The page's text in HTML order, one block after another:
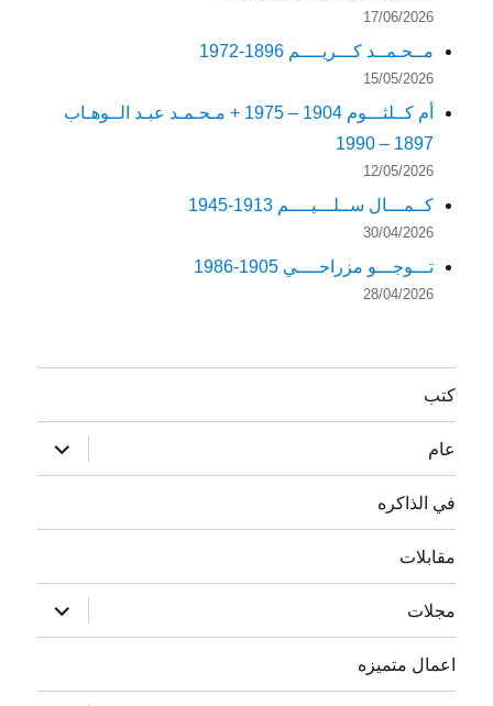
17/06/2026
مــحـمــد كـــريــــم 1896-1972
15/05/2026
أم كــلثـــوم 1904 – 1975 + مـحـمـد عبـد الــوهـاب
1897 – 1990
12/05/2026
كــمـــال ســلـــيــــم 1913-1945
30/04/2026
تـــوجـــو مزراحــــي 1905-1986
28/04/2026
كتب
عام
توسيع
القائمة
الفرعية
في الذاكره
مقابلات
مجلات
توسيع
القائمة
الفرعية
اعمال متميزه